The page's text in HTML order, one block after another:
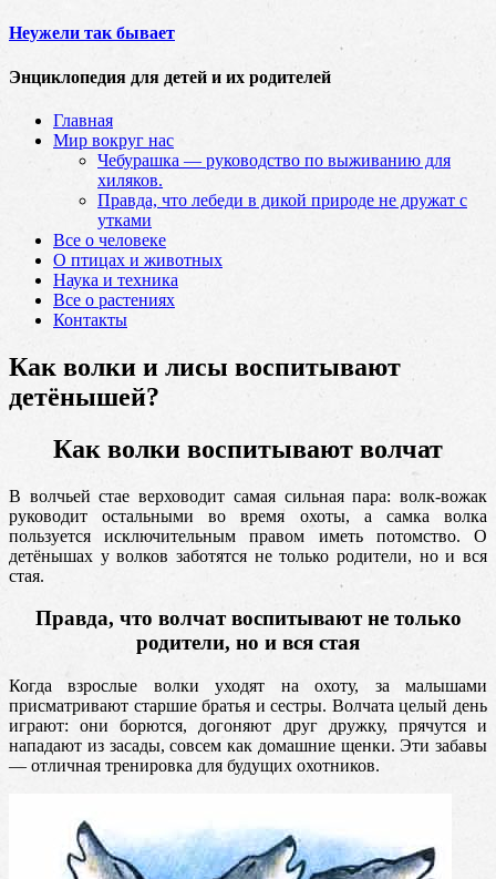
Неужели так бывает
Энциклопедия для детей и их родителей
Главная
Мир вокруг нас
Чебурашка — руководство по выживанию для
хиляков.
Правда, что лебеди в дикой природе не дружат с
утками
Все о человеке
О птицах и животных
Наука и техника
Все о растениях
Контакты
Как волки и лисы воспитывают
детёнышей?
Как волки воспитывают волчат
В волчьей стае верховодит самая сильная пара: волк-вожак
руководит остальными во время охоты, а самка волка
пользуется исключительным правом иметь потомство. О
детёнышах у волков заботятся не только родители, но и вся
стая.
Правда, что волчат воспитывают не только
родители, но и вся стая
Когда взрослые волки уходят на охоту, за малышами
присматривают старшие братья и сестры. Волчата целый день
играют: они борются, догоняют друг дружку, прячутся и
нападают из засады, совсем как домашние щенки. Эти забавы
— отличная тренировка для будущих охотников.